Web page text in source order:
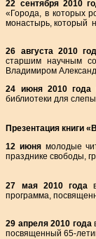
22 сентября 2010
«Города, в которых
монастырь, который
26 августа 2010
старшим научным
Владимиром
24 июня 2010 года
библиотеки для
Презентация книги
12 июня молодые
празднике свободы,
27 мая 2010 года
программа,
29 апреля 2010 года
посвященный 65-